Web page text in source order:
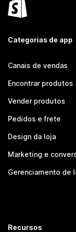
Categorias de app
Canais de vendas
Encontrar produtos
Vender produtos
Pedidos e frete
Design da loja
Marketing e
Gerenciamento de
Recursos